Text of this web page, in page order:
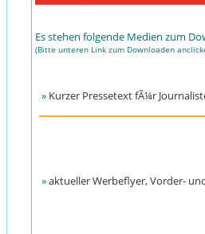
Es stehen folgende Medien zum
(Bitte unteren Link zum Downloaden
» Kurzer Pressetext fÃ¼r
»aktueller Werbeflyer, Vorder-